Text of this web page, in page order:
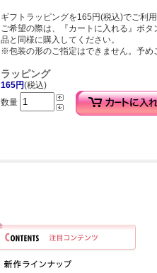
ギフトラッピングを165円(税込)でご利用
ご希望の際は、『カートに入れる』ボタ
品と同様に購入してください。
※包装の形のご指定はできません。予め
ラッピング
165円(税込)
数量